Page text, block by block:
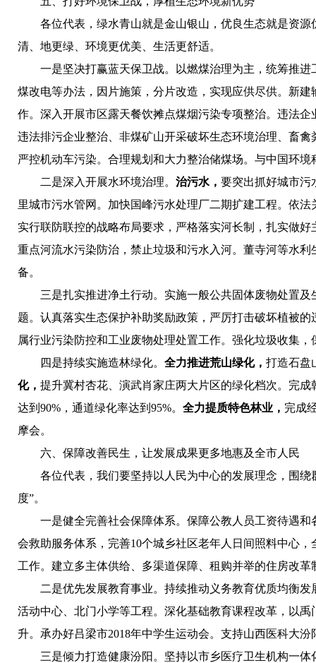
各位代表，绿水青山就是金山银山，优良生态就是资
清、地更绿、环境更优美、生活更舒适。
一是坚决打赢蓝天保卫战。
以燃煤治理为主，统筹推
煤改电等办法，因片施策，分片改造，实现应供尽供。新
作。深入开展市区露天餐饮摊点煤烟污染专项整治。违法
违法排污企业整治、非煤矿山开采破坏生态环境治理、畜
严控机动车污染。合理规划和大力整治储煤场。与中国环
二是深入开展水环境治理。 治污水， 要突出抓好城市污
里城市污水管网。加快国峰污水处理厂二期扩建工程。依
实行联防联控的战略布局要求，严格落实河长制，扎实做
重点河流水污染防治，禁止垃圾和污水入河。董寺河等水
备。
三是扎实推进净土行动。 实施一般公共固体废物处置
题。认真落实生态保护补助奖励政策，严厉打击破坏植被
属行业污染防控和工业废物处理处置工作。强化垃圾收集
四是持续实施造林绿化。 全力推进荒山绿化， 打造石盘
化， 提升冀村杏花、演武肖家庄两大片区的绿化档次。完
达到90%，通道绿化率达到95%。 全力提质特色林业， 完成
摩会。
六、保障改善民生，让发展成果更多地惠及全市人民
各位代表，我们要坚持以人民为中心的发展理念，围
度”。
一是健全完善社会保障体系。 保障公教人员工资待遇和
会救助服务体系，完善10个城乡社区老年人日间照料中心
工作。建立多主体供给、多渠道保障、租购并举的住房改
二是优先发展教育事业。 持续推动义务教育优质均衡
活动中心、北门小学等工程。深化基础教育课程改革，以
升。承办好吕梁市2018年中学生运动会。支持山西医科大
三是倾力打造健康汾阳。 坚持以市乡医疗卫生机构一